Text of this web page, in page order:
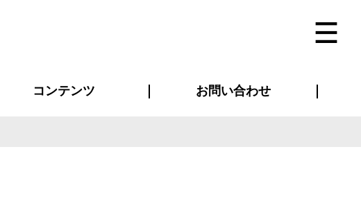
コンテンツ お問い合わせ